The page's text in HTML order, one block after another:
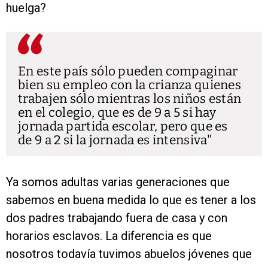
huelga?
En este país sólo pueden compaginar
bien su empleo con la crianza quienes
trabajen sólo mientras los niños están
en el colegio, que es de 9 a 5 si hay
jornada partida escolar, pero que es
de 9 a 2 si la jornada es intensiva
Ya somos adultas varias generaciones que
sabemos en buena medida lo que es tener a los
dos padres trabajando fuera de casa y con
horarios esclavos. La diferencia es que
nosotros todavía tuvimos abuelos jóvenes que